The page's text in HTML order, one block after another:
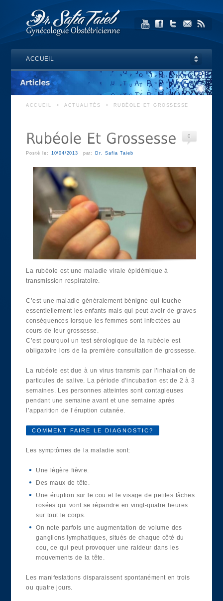
ACCUEIL
ACCUEIL > ACTUALITÉS > RUBÉOLE ET GROSSESSE
0
Posté le: 10/04/2013 par: Dr. Safia Taieb
La rubéole est une maladie virale épidémique à
transmission respiratoire.
C’est une maladie généralement bénigne qui touche
essentiellement les enfants mais qui peut avoir de graves
conséquences lorsque les femmes sont infectées au
cours de leur grossesse.
C’est pourquoi un test sérologique de la rubéole est
obligatoire lors de la première consultation de grossesse.
La rubéole est due à un virus transmis par l’inhalation de
particules de salive. La période d’incubation est de 2 à 3
semaines. Les personnes atteintes sont contagieuses
pendant une semaine avant et une semaine aprés
l’apparition de l’éruption cutanée.
COMMENT FAIRE LE DIAGNOSTIC?
Les symptômes de la maladie sont:
Une légère fièvre.
Des maux de tête.
Une éruption sur le cou et le visage de petites tâches
rosées qui vont se répandre en vingt-quatre heures
sur tout le corps.
On note parfois une augmentation de volume des
ganglions lymphatiques, situés de chaque côté du
cou, ce qui peut provoquer une raideur dans les
mouvements de la tête.
Les manifestations disparaissent spontanément en trois
ou quatre jours.